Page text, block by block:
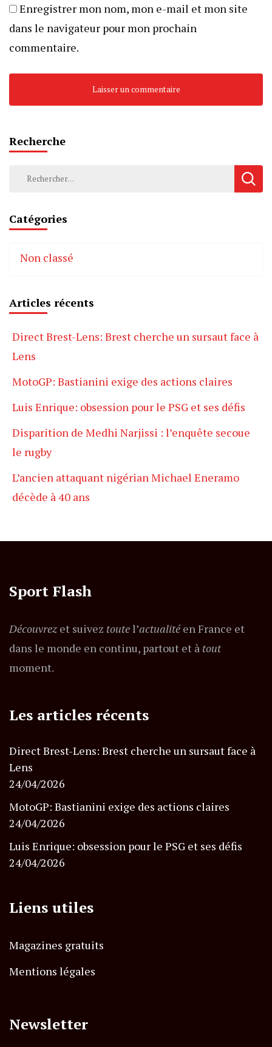
Enregistrer mon nom, mon e-mail et mon site
dans le navigateur pour mon prochain
commentaire.
Recherche
Rechercher :
Catégories
Non classé
Articles récents
Direct Brest-Lens: Brest cherche un sursaut face à
Lens
MotoGP: Bastianini exige des actions claires
Luis Enrique: obsession pour le PSG et ses défis
Disparition de Medhi Narjissi : l’enquête secoue
le rugby
L’ancien attaquant nigérian Michael Eneramo
décède à 40 ans
Sport Flash
Découvrez et suivez toutel’actualitéen France et
dans le monde en continu, partout et à tout
moment.
Les articles récents
Direct Brest-Lens: Brest cherche un sursaut face à
Lens
24/04/2026
MotoGP: Bastianini exige des actions claires
24/04/2026
Luis Enrique: obsession pour le PSG et ses défis
24/04/2026
Liens utiles
Magazines gratuits
Mentions légales
Newsletter